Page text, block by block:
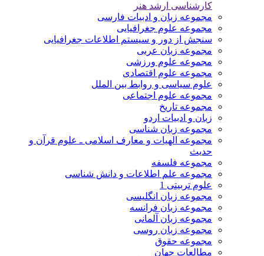
کارشناسی ارشد هنر
مجموعه زبان و ادبیات فارسی
مجموعه علوم جغرافیایی
سنجش از دور و سیستم اطلاعات جغرافیایی
مجموعه زبان عربی
مجموعه علوم ورزشی
مجموعه علوم اقتصادی
علوم سیاسی و روابط بین الملل
مجموعه علوم اجتماعی
مجموعه تاریخ
زبان و ادبیات اردو
مجموعه زبان شناسی
مجموعه الهیات و معارف اسلامی ـ علوم قرآن و
حدیث
مجموعه فلسفه
مجموعه علم اطلاعات و دانش شناسی
علوم تربیتی 1
مجموعه زبان انگلیسی
مجموعه زبان فرانسه
مجموعه زبان آلمانی
مجموعه زبان روسی
مجموعه حقوق
مطالعات جهان